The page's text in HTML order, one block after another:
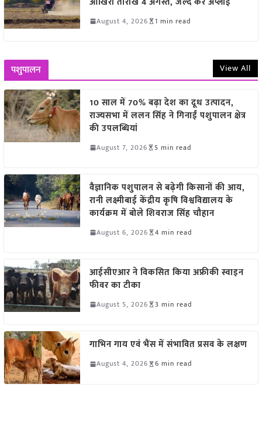
August 4, 2026 1 min read
पशुपालन View All
10 साल में 70% बढ़ा देश का दूध उत्पादन,
राज्यसभा में ललन सिंह ने गिनाईं पशुपालन क्षेत्र
की उपलब्धियां
August 7, 2026 5 min read
वैज्ञानिक पशुपालन से बढ़ेगी किसानों की आय,
रानी लक्ष्मीबाई केंद्रीय कृषि विश्वविद्यालय के
कार्यक्रम में बोले शिवराज सिंह चौहान
August 6, 2026 4 min read
आईसीएआर ने विकसित किया अफ्रीकी स्वाइन
फीवर का टीका
August 5, 2026 3 min read
गाभिन गाय एवं भैंस में संभावित प्रसव के लक्षण
August 4, 2026 6 min read